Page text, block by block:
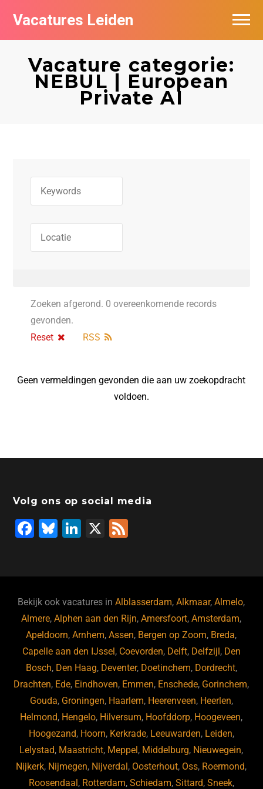
Vacatures Leiden
Vacature categorie:
NEBUL | European
Private AI
Zoeken afgerond. 0 overeenkomende records
gevonden.
Reset
RSS
Geen vermeldingen gevonden die aan uw zoekopdracht
voldoen.
Volg ons op social media
F
b
o
o
k
Bl
ky
Li
dI
n
X
Bekijk ook vacatures inAlblasserdam,Alkmaar,Almelo,
Almere,Alphen aan den Rijn,Amersfoort,Amsterdam,
Apeldoorn,Arnhem,Assen, Bergen op Zoom, Breda,
Capelle aan den IJssel , Coevorden, Delft, Delfzijl , Den
Bosch, Den Haag, Deventer, Doetinchem, Dordrecht,
Drachten, Ede, Eindhoven, Emmen, Enschede, Gorinchem,
Gouda, Groningen, Haarlem, Heerenveen, Heerlen,
Helmond, Hengelo, Hilversum, Hoofddorp, Hoogeveen,
Hoogezand, Hoorn, Kerkrade, Leeuwarden, Leiden,
Lelystad, Maastricht, Meppel , Middelburg, Nieuwegein,
Nijkerk, Nijmegen, Nijverdal , Oosterhout, Oss, Roermond,
Roosendaal , Rotterdam, Schiedam, Sittard, Sneek,
Vacatures per bedrijf
De populairste vacatures in Leiden
Nieuwsbrief feed